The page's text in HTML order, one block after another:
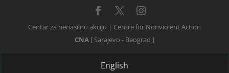
Centar za nenasilnu akciju | Centre for Nonviolent Action
CNA[ Sarajevo - Beograd ]
English